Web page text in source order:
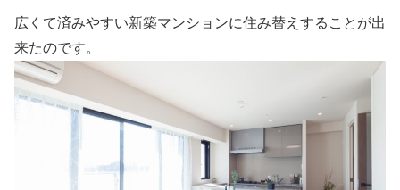
広くて済みやすい新築マンションに住み替えすることが出
来たのです。